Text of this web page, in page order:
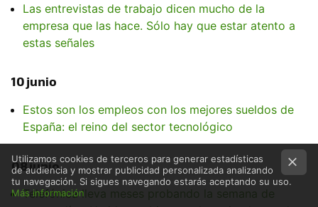
Las entrevistas de trabajo dicen mucho de la
empresa que las hace. Sólo hay que estar atento a
estas señales
10 junio
Estos son los empleos con los mejores sueldos de
España: el reino del sector tecnológico
08 junio
Telefónica lleva meses probando la semana de
Utilizamos cookies de terceros para generar estadísticas
de audiencia y mostrar publicidad personalizada analizando
tu navegación. Si sigues navegando estarás aceptando su uso.
Más información